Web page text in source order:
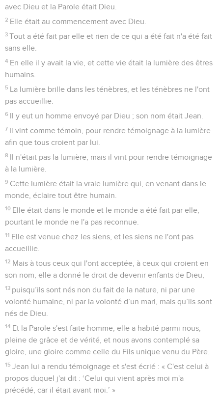
avec Dieu et la Parole était Dieu.
2 Elle était au commencement avec Dieu.
3 Tout a été fait par elle et rien de ce qui a été fait n'a été fait
sans elle.
4 En elle il y avait la vie, et cette vie était la lumière des êtres
humains.
5 La lumière brille dans les ténèbres, et les ténèbres ne l'ont
pas accueillie.
6 Il y eut un homme envoyé par Dieu ; son nom était Jean.
7 Il vint comme témoin, pour rendre témoignage à la lumière
afin que tous croient par lui.
8 Il n'était pas la lumière, mais il vint pour rendre témoignage
à la lumière.
9 Cette lumière était la vraie lumière qui, en venant dans le
monde, éclaire tout être humain.
10 Elle était dans le monde et le monde a été fait par elle,
pourtant le monde ne l'a pas reconnue.
11 Elle est venue chez les siens, et les siens ne l'ont pas
accueillie.
12 Mais à tous ceux qui l'ont acceptée, à ceux qui croient en
son nom, elle a donné le droit de devenir enfants de Dieu,
13 puisqu’ils sont nés non du fait de la nature, ni par une
volonté humaine, ni par la volonté d’un mari, mais qu’ils sont
nés de Dieu.
14 Et la Parole s'est faite homme, elle a habité parmi nous,
pleine de grâce et de vérité, et nous avons contemplé sa
gloire, une gloire comme celle du Fils unique venu du Père.
15 Jean lui a rendu témoignage et s'est écrié : « C'est celui à
propos duquel j'ai dit : ‘Celui qui vient après moi m'a
précédé, car il était avant moi.’ »